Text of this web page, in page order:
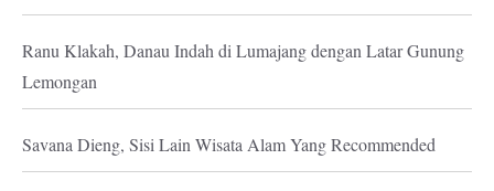
Ranu Klakah, Danau Indah di Lumajang dengan Latar Gunung
Lemongan
Savana Dieng, Sisi Lain Wisata Alam Yang Recommended